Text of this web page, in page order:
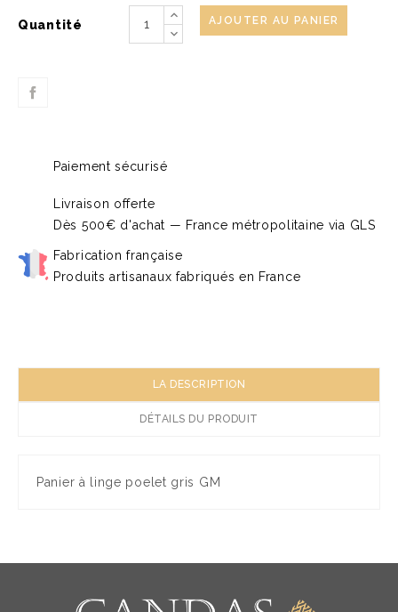
Quantité AJOUTER AU PANIER
Paiement sécurisé
Livraison offerte
Dès 500€ d'achat — France métropolitaine via GLS
Fabrication française
Produits artisanaux fabriqués en France
LA DESCRIPTION
DÉTAILS DU PRODUIT
Panier à linge poelet gris GM